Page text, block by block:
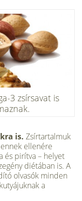
3 zsírsavat is
is. Zsírtartalmuk
ellenére
és pirítva – helyet
diétában is. A
olvasók minden
a